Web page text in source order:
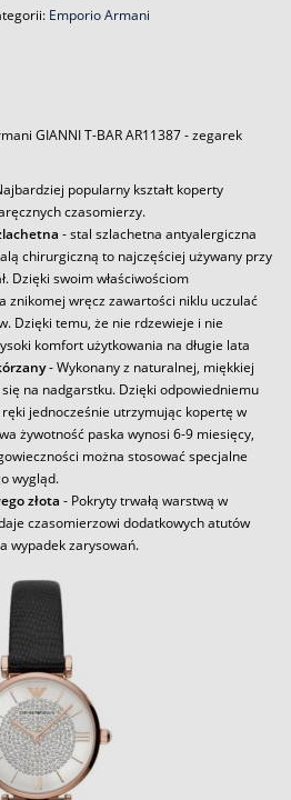
Emporio Armani
GIANNI T-BAR AR11387 - zegarek
popularny kształt koperty
czasomierzy.
- stal szlachetna antyalergiczna
chirurgiczną to najczęściej używany przy
Dzięki swoim właściwościom
znikomej wręcz zawartości niklu uczulać
Dzięki temu, że nie rdzewieje i nie
komfort użytkowania na długie lata
- Wykonany z naturalnej, miękkiej
na nadgarstku. Dzięki odpowiedniemu
jednocześnie utrzymując kopertę w
żywotność paska wynosi 6-9 miesięcy,
można stosować specjalne
wygląd.
złota - Pokryty trwałą warstwą w
czasomierzowi dodatkowych atutów
wypadek zarysowań.